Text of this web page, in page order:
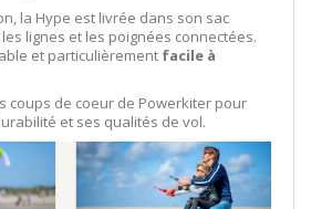
la Hype est livrée dans son sac
lignes et les poignées connectées.
et particulièrement facile à
coups de coeur de Powerkiter pour
et ses qualités de vol.